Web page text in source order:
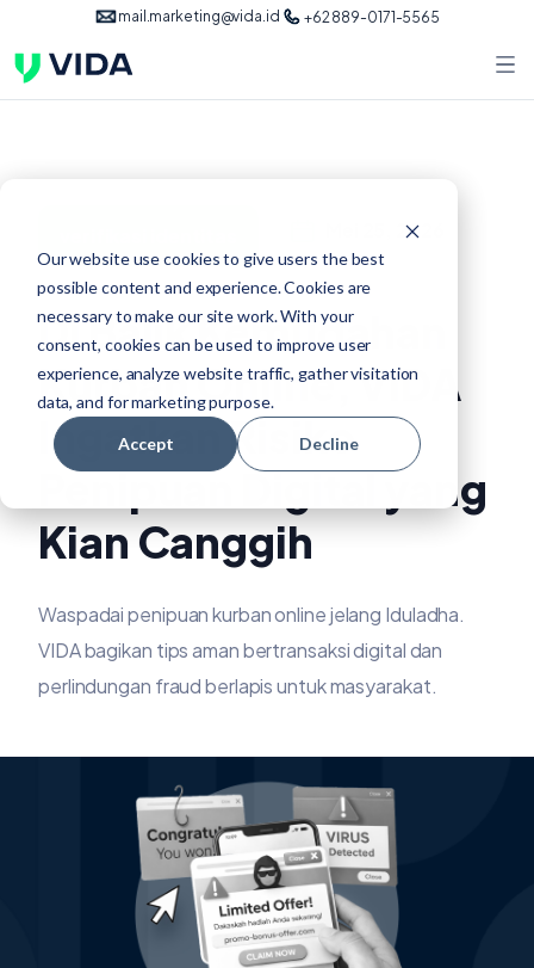
Our website use cookies to give users the best
possible content and experience. Cookies are
necessary to make our site work. With your
consent, cookies can be used to improve user
experience, analyze website traffic, gather visitation
data, and for marketing purpose.
Accept Decline
mail.marketing@vida.id +62 889-0171-5565
Mei 25, 2026
Di Balik Kemudahan
Kurban Online, VIDA
Ingatkan Risiko
Penipuan Digital yang
Kian Canggih
Waspadai penipuan kurban online jelang Iduladha.
VIDA bagikan tips aman bertransaksi digital dan
perlindungan fraud berlapis untuk masyarakat.